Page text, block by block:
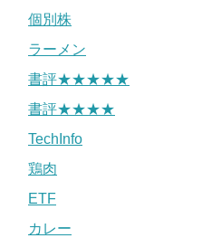
個別株
ラーメン
書評★★★★★
書評★★★★
TechInfo
鶏肉
ETF
カレー